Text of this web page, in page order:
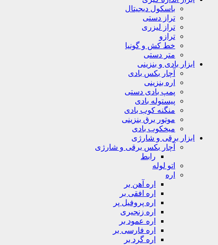
باسکول دیجیتال
تراز دستی
تراز لیزری
ترازو
خط کش و گونیا
متر دستی
ابزار بادی و بنزینی
آچار بکس بادی
اره بنزینی
پمپ بادی دستی
پیستوله بادی
منگنه کوب بادی
موتور برق بنزینی
میخکوب بادی
ابزار برقی و شارژی
آچار بکس برقی و شارژی
رابط
اتو لوله
اره
اره آهن بر
اره افقی بر
اره پروفیل پر
اره زنجیری
اره عمود بر
اره فارسی بر
اره گرد بر